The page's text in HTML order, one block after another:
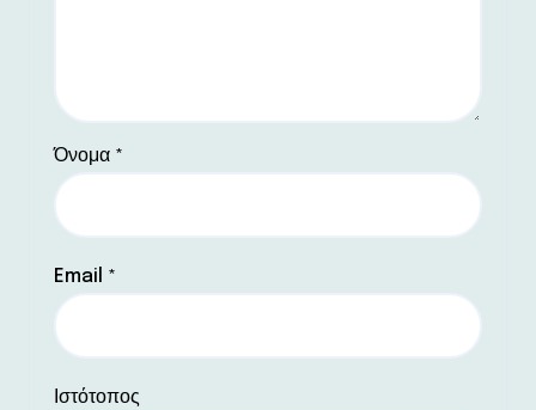
Όνομα *
Email *
Ιστότοπος